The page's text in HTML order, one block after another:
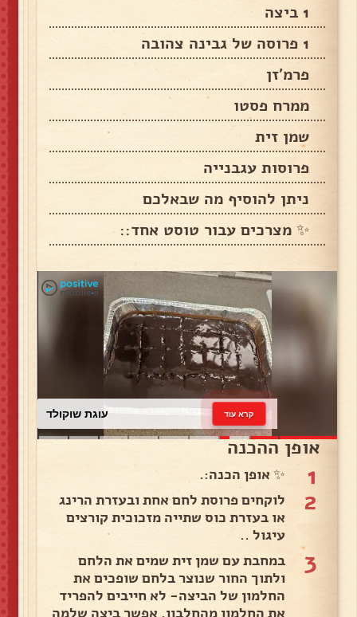
1 ביצה
1 פרוסה של גבינה צהובה
פרמ'זן
ממרח פסטו
שמן זית
פרוסות עגבנייה
ניתן להוסיף מה שבאלכם
✨ מצרכים עבור טוסט אחד::
עוגת שוקולד קרא עוד
אופן ההכנה
1 ✨ אופן הכנה:.
2
לוקחים פרוסת לחם אחת ובעזרת הרינג
או בעזרת כוס שתייה מזכוכית קורצים
עיגול ..
3
במחבת עם שמן זית שמים את הלחם
ולתוך החור שנוצר בלחם שופכים את
החלמון של הביצה- לא חייבים להפריד